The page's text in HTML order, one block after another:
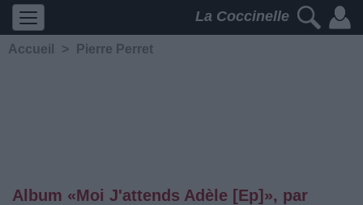
La Coccinelle
Accueil > Pierre Perret
Album «Moi J'attends Adèle [Ep]», par